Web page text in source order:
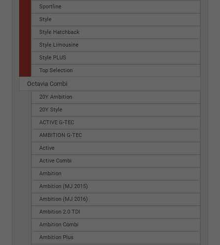
Sportline
Style
Style Hatchback
Style Limousine
Style PLUS
Top Selection
Octavia Combi
20Y Ambition
20Y Style
ACTIVE G-TEC
AMBITION G-TEC
Active
Active Combi
Ambition
Ambition (MJ 2015)
Ambition (MJ 2016)
Ambition 2.0 TDI
Ambition Combi
Ambition Plus